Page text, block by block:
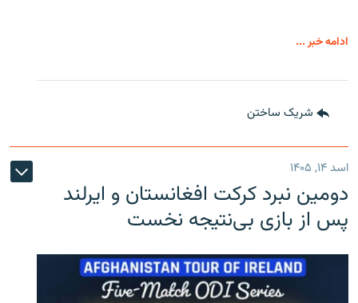
ادامه خبر ...
شریک ساختن
اسد ۱۴, ۱۴۰۵
دومین نبرد کرکت افغانستان و ایرلند
پس از بازی بی‌نتیجه نخست